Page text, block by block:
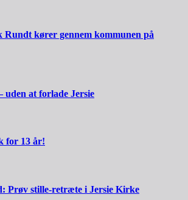
Rundt kører gennem kommunen på
uden at forlade Jersie
for 13 år!
Prøv stille-retræte i Jersie Kirke